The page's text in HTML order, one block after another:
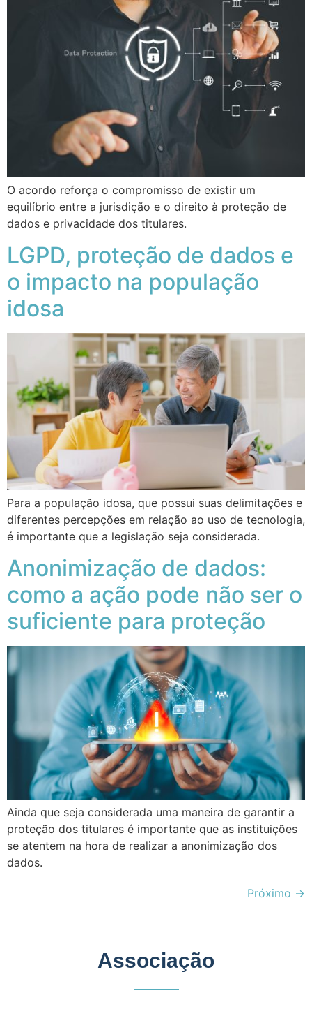
O acordo reforça o compromisso de existir um
equilíbrio entre a jurisdição e o direito à proteção de
dados e privacidade dos titulares.
LGPD, proteção de dados e
o impacto na população
idosa
Para a população idosa, que possui suas delimitações e
diferentes percepções em relação ao uso de tecnologia,
é importante que a legislação seja considerada.
Anonimização de dados:
como a ação pode não ser o
suficiente para proteção
Ainda que seja considerada uma maneira de garantir a
proteção dos titulares é importante que as instituições
se atentem na hora de realizar a anonimização dos
dados.
Próximo →
Associação